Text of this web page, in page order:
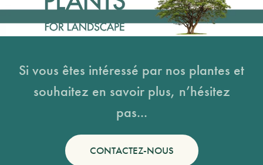
Si vous êtes intéressé par nos plantes et
souhaitez en savoir plus, n’hésitez
pas...
CONTACTEZ-NOUS